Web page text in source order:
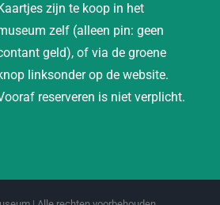
zijn te koop in het
zelf (alleen pin: geen
geld), of via de groene
linksonder op de website.
reserveren is niet verplicht.